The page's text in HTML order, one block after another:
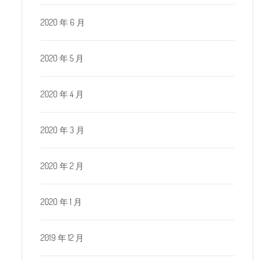
2020 年 6 月
2020 年 5 月
2020 年 4 月
2020 年 3 月
2020 年 2 月
2020 年 1 月
2019 年 12 月